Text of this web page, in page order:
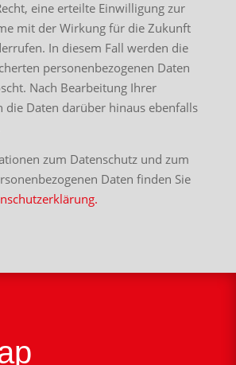
eine erteilte Einwilligung zur
mit der Wirkung für die Zukunft
In diesem Fall werden die
personenbezogenen Daten
Nach Bearbeitung Ihrer
die Daten darüber hinaus ebenfalls
zum Datenschutz und zum
Daten finden Sie